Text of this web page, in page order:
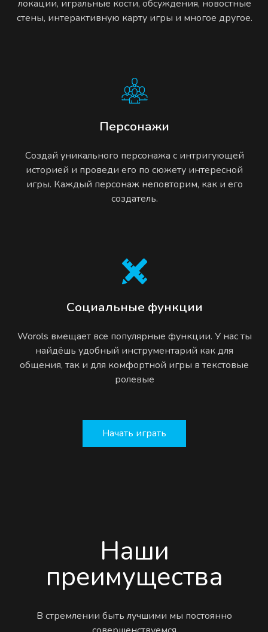
локации, игральные кости, обсуждения, новостные
стены, интерактивную карту игры и многое другое.
Персонажи
Создай уникального персонажа с интригующей
историей и проведи его по сюжету интересной
игры. Каждый персонаж неповторим, как и его
создатель.
Социальные функции
Worols вмещает все популярные функции. У нас ты
найдёшь удобный инструментарий как для
общения, так и для комфортной игры в текстовые
ролевые
Начать играть
Наши
преимущества
В стремлении быть лучшими мы постоянно